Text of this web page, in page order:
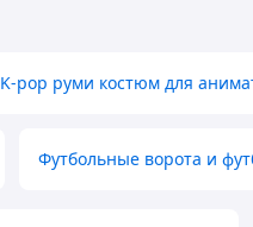
K-pop руми костюм для
Футбольные ворота и